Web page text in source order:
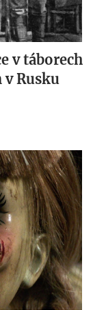
v táborech
Rusku